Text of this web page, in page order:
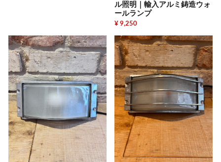
ル照明｜輸入アルミ鋳造ウォ
ールランプ
¥ 9,250